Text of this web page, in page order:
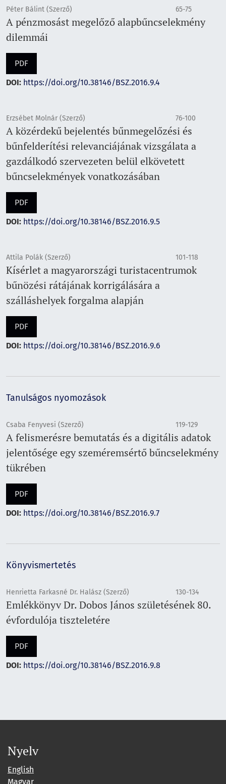
Péter Bálint (Szerző) 65-75
A pénzmosást megelőző alapbűncselekmény
dilemmái
PDF
DOI: https://doi.org/10.38146/BSZ.2016.9.4
Erzsébet Molnár (Szerző) 76-100
A közérdekű bejelentés bűnmegelőzési és
bűnfelderítési relevanciájának vizsgálata a
gazdálkodó szervezeten belül elkövetett
bűncselekmények vonatkozásában
PDF
DOI: https://doi.org/10.38146/BSZ.2016.9.5
Attila Polák (Szerző) 101-118
Kísérlet a magyarországi turistacentrumok
bűnözési rátájának korrigálására a
szálláshelyek forgalma alapján
PDF
DOI: https://doi.org/10.38146/BSZ.2016.9.6
Tanulságos nyomozások
Csaba Fenyvesi (Szerző) 119-129
A felismerésre bemutatás és a digitális adatok
jelentősége egy szeméremsértő bűncselekmény
tükrében
PDF
DOI: https://doi.org/10.38146/BSZ.2016.9.7
Könyvismertetés
Henrietta Farkasné Dr. Halász (Szerző) 130-134
Emlékkönyv Dr. Dobos János születésének 80.
évfordulója tiszteletére
PDF
DOI: https://doi.org/10.38146/BSZ.2016.9.8
Nyelv
English
Magyar